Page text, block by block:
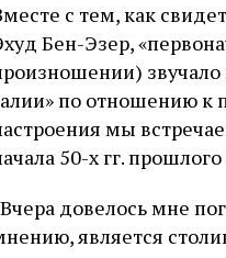
с тем, как
Бен-Эзер,
звучало
по отношению к
мы
50-х гг. прошлого
довелось мне
является